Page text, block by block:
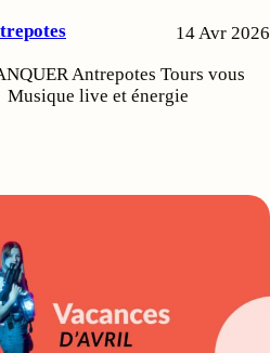
14 Avr 2026
Antrepotes Tours vous
Musique live et énergie